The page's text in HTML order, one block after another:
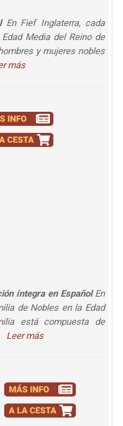
En Fief Inglaterra, cada
Media del Reino de
y mujeres nobles
más
íntegra en EspañolEn
de Nobles en la Edad
está compuesta de
Leer más